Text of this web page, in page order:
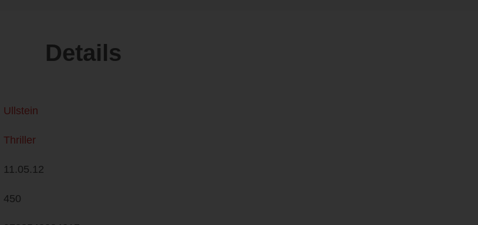
Details
Ullstein
Thriller
11.05.12
450